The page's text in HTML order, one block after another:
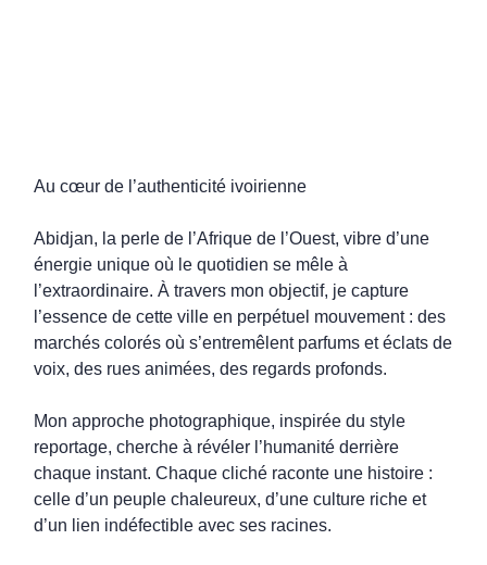
Au cœur de l’authenticité ivoirienne
Abidjan, la perle de l’Afrique de l’Ouest, vibre d’une
énergie unique où le quotidien se mêle à
l’extraordinaire. À travers mon objectif, je capture
l’essence de cette ville en perpétuel mouvement : des
marchés colorés où s’entremêlent parfums et éclats de
voix, des rues animées, des regards profonds.
Mon approche photographique, inspirée du style
reportage, cherche à révéler l’humanité derrière
chaque instant. Chaque cliché raconte une histoire :
celle d’un peuple chaleureux, d’une culture riche et
d’un lien indéfectible avec ses racines.